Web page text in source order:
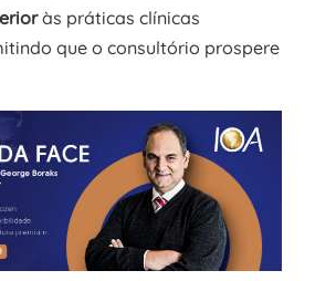
às práticas clínicas
que o consultório prospere